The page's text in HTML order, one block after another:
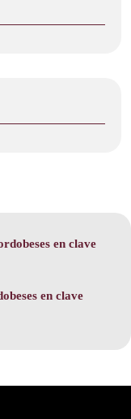
en clave
en clave